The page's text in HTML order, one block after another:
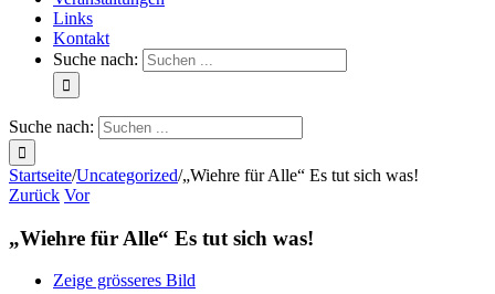
Links
Kontakt
Suche nach:
Suche nach:
Startseite/Uncategorized/„Wiehre für Alle“ Es tut sich was!
Zurück Vor
„Wiehre für Alle“ Es tut sich was!
Zeige grösseres Bild